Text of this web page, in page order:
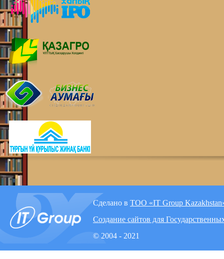
Сделано в ТОО «IT Group
Создание сайтов для
© 2004 - 2021